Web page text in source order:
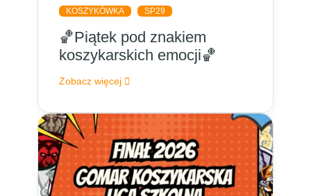
KOSZYKÓWKA SP29
🏀Piątek pod znakiem
koszykarskich emocji🏀
Zobacz więcej